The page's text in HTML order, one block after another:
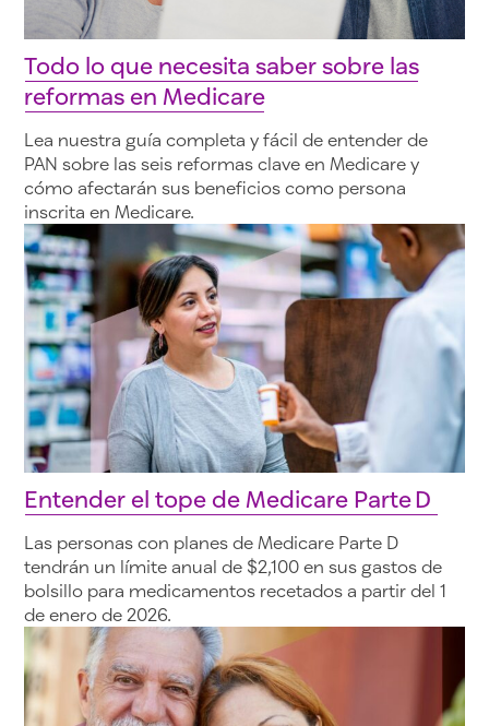
Todo lo que necesita saber sobre las
reformas en Medicare
Lea nuestra guía completa y fácil de entender de
PAN sobre las seis reformas clave en Medicare y
cómo afectarán sus beneficios como persona
inscrita en Medicare.
Entender el tope de Medicare Parte D
Las personas con planes de Medicare Parte D
tendrán un límite anual de $2,100 en sus gastos de
bolsillo para medicamentos recetados a partir del 1
de enero de 2026.